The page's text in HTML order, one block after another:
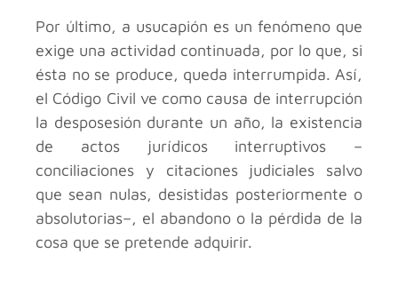
Por último, a usucapión es un fenómeno que
exige una actividad continuada, por lo que, si
ésta no se produce, queda interrumpida. Así,
el Código Civil ve como causa de interrupción
la desposesión durante un año, la existencia
de actos jurídicos interruptivos –
conciliaciones y citaciones judiciales salvo
que sean nulas, desistidas posteriormente o
absolutorias–, el abandono o la pérdida de la
cosa que se pretende adquirir.